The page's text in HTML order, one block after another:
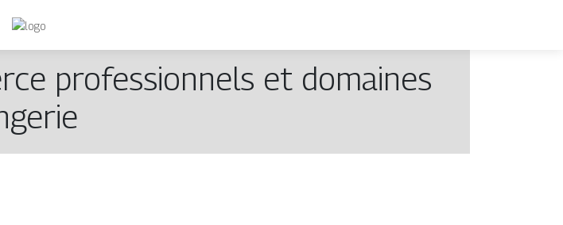
profes­sion­nels et domaines